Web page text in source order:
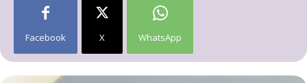
Facebook X WhatsApp